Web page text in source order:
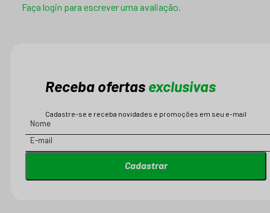
Faça login para escrever uma avaliação.
Receba ofertas exclusivas
Cadastre-se e receba novidades e promoções em seu e-mail
Cadastrar